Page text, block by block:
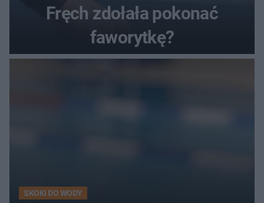
Fręch zdołała pokonać
faworytkę?
SKOKI DO WODY